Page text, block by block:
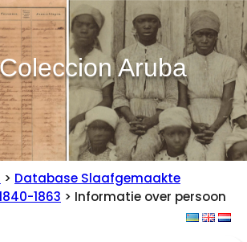
Coleccion Aruba
> Database Slaafgemaakte
1863 > Informatie over persoon